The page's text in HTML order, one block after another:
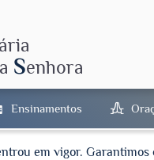
Senhora
Ensinamentos
em vigor.